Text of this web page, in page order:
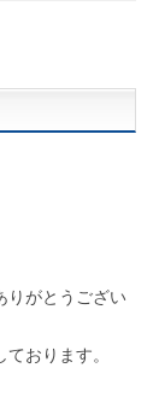
りがとうござい
おります。